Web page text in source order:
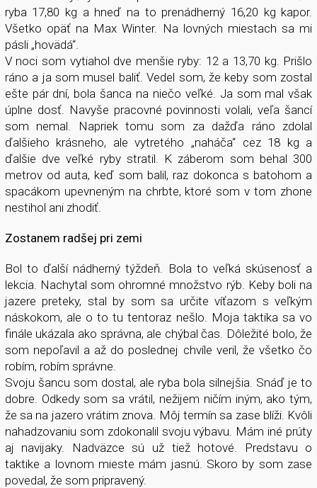
ryba 17,80 kg a hneď na to prenádherný 16,20 kg kapor.
Všetko opäť na Max Winter. Na lovných miestach sa mi
pásli „hovädá“.
V noci som vytiahol dve menšie ryby: 12 a 13,70 kg. Prišlo
ráno a ja som musel baliť. Vedel som, že keby som zostal
ešte pár dní, bola šanca na niečo veľké. Ja som mal však
úplne dosť. Navyše pracovné povinnosti volali, veľa šancí
som nemal. Napriek tomu som za dažďa ráno zdolal
ďalšieho krásneho, ale vytretého „naháča“ cez 18 kg a
ďalšie dve veľké ryby stratil. K záberom som behal 300
metrov od auta, keď som balil, raz dokonca s batohom a
spacákom upevneným na chrbte, ktoré som v tom zhone
nestihol ani zhodiť.
Zostanem radšej pri zemi
Bol to ďalší nádherný týždeň. Bola to veľká skúsenosť a
lekcia. Nachytal som ohromné množstvo rýb. Keby boli na
jazere preteky, stal by som sa určite víťazom s veľkým
náskokom, ale o to tu tentoraz nešlo. Moja taktika sa vo
finále ukázala ako správna, ale chýbal čas. Dôležité bolo, že
som nepoľavil a až do poslednej chvíle veril, že všetko čo
robím, robím správne.
Svoju šancu som dostal, ale ryba bola silnejšia. Snáď je to
dobre. Odkedy som sa vrátil, nežijem ničím iným, ako tým,
že sa na jazero vrátim znova. Môj termín sa zase blíži. Kvôli
nahadzovaniu som zdokonalil svoju výbavu. Mám iné prúty
aj navijaky. Nadväzce sú už tiež hotové. Predstavu o
taktike a lovnom mieste mám jasnú. Skoro by som zase
povedal, že som pripravený.